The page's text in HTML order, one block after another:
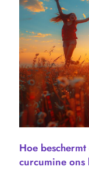
Hoe
curcumine ons